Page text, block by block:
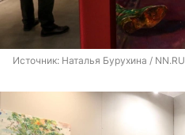
Источник: Наталья Бурухина / NN.RU